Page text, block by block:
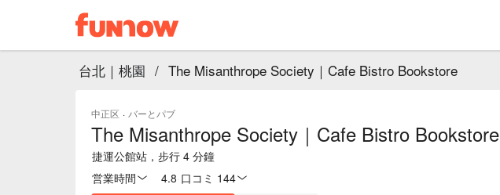
台北｜桃園 / The Misanthrope Society｜Cafe Bistro Bookstore
中正区 · バーとパブ
The Misanthrope Society｜Cafe Bistro Bookstore
捷運公館站，步行 4 分鐘
営業時間
4.8 口コミ 144